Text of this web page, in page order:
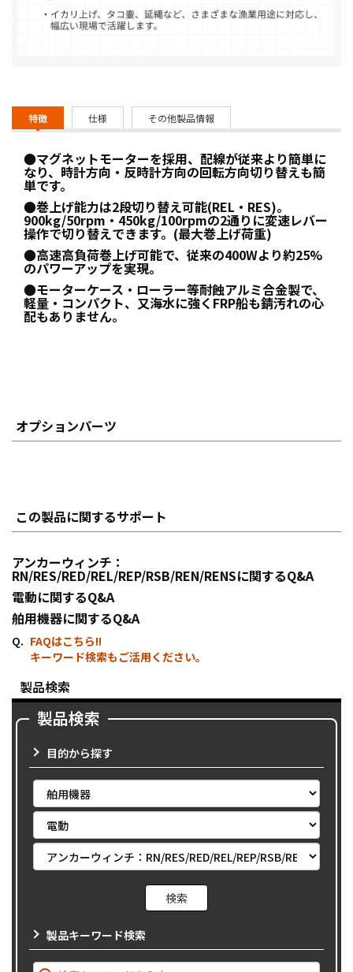
特徴 仕様 その他製品情報
●マグネットモーターを採用、配線が従来より簡単に
なり、時計方向・反時計方向の回転方向切り替えも簡
単です。
●巻上げ能力は2段切り替え可能(REL・RES)。
900kg/50rpm・450kg/100rpmの2通りに変速レバー
操作で切り替えできます。(最大巻上げ荷重)
●高速高負荷巻上げ可能で、従来の400Wより約25%
のパワーアップを実現。
●モーターケース・ローラー等耐蝕アルミ合金製で、
軽量・コンパクト、又海水に強くFRP船も錆汚れの心
配もありません。
オプションパーツ
この製品に関するサポート
アンカーウィンチ：
RN/RES/RED/REL/REP/RSB/REN/RENSに関するQ&A
電動に関するQ&A
舶用機器に関するQ&A
FAQはこちら!!
キーワード検索もご活用ください。
製品検索
製品検索
目的から探す
製品キーワード検索